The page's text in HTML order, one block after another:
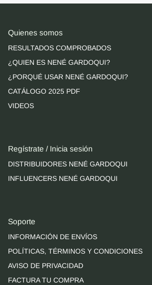
Quienes somos
RESULTADOS COMPROBADOS
¿QUIEN ES NENÉ GARDOQUI?
¿PORQUÉ USAR NENÉ GARDOQUI?
CATÁLOGO 2025 PDF
VIDEOS
Regístrate / Inicia sesión
DISTRIBUIDORES NENÉ GARDOQUI
INFLUENCERS NENÉ GARDOQUI
Soporte
INFORMACIÓN DE ENVÍOS
POLÍTICAS, TÉRMINOS Y CONDICIONES
AVISO DE PRIVACIDAD
FACTURA TU COMPRA